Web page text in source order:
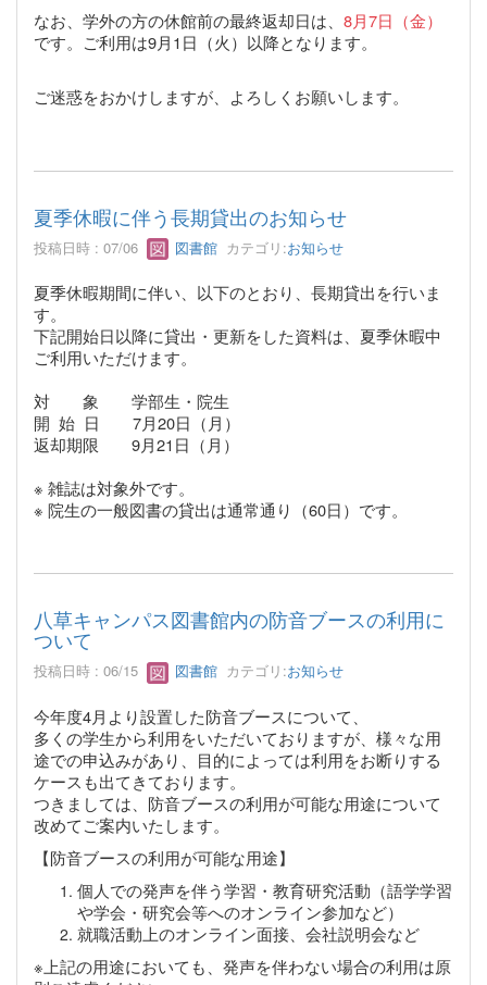
なお、学外の方の休館前の最終返却日は、 8月7日（金）
です。ご利用は9月1日（火）以降となります。
ご迷惑をおかけしますが、よろしくお願いします。
夏季休暇に伴う長期貸出のお知らせ
投稿日時 : 07/06 図書館 カテゴリ:お知らせ
夏季休暇期間に伴い、以下のとおり、長期貸出を行いま
す。
下記開始日以降に貸出・更新をした資料は、 夏季休暇中
ご利用いただけます。
対 象 学部生・院生
開 始 日 7月20日（月）
返却期限 9月21日（月）
※ 雑誌は対象外です。
※ 院生の一般図書の貸出は通常通り（60日）です。
八草キャンパス図書館内の防音ブースの利用に
ついて
投稿日時 : 06/15 図書館 カテゴリ:お知らせ
今年度4月より設置した防音ブースについて、
多くの学生から利用をいただいておりますが、様々な用
途での申込みがあり、目的によっては利用をお断りする
ケースも出てきております。
つきましては、防音ブースの利用が可能な用途について
改めてご案内いたします。
【防音ブースの利用が可能な用途】
個人での発声を伴う学習・教育研究活動（語学学習
や学会・研究会等へのオンライン参加など）
就職活動上のオンライン面接、会社説明会など
※上記の用途においても、発声を伴わない場合の利用は原